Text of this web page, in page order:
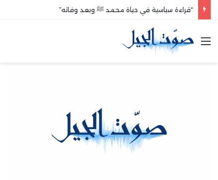
“قراءة سياسية في حياة محمد ﷺ وبعد وفاته”
القائمة